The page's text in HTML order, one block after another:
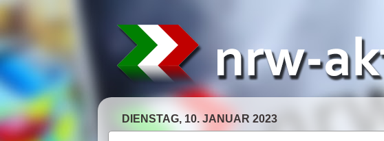
DIENSTAG, 10. JANUAR 2023